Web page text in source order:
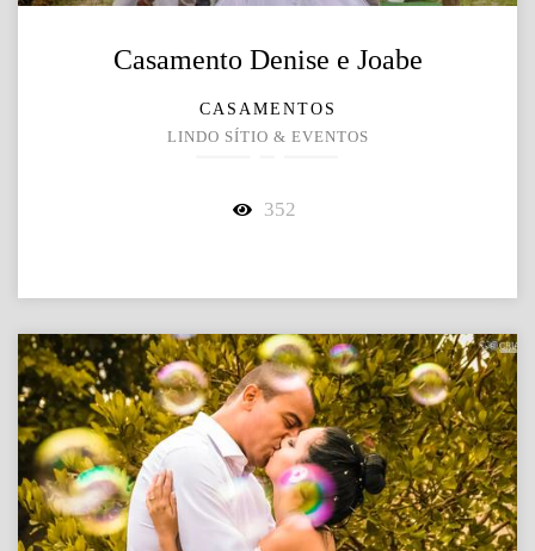
Casamento Denise e Joabe
CASAMENTOS
LINDO SÍTIO & EVENTOS
352